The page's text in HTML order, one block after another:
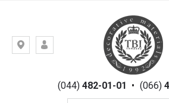
Київ,
Гоголівська,(044)482-01-01 • (066)